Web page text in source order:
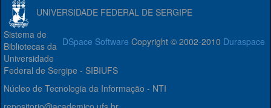
UNIVERSIDADE FEDERAL DE SERGIPE
DSpace Software Copyright © 2002-2010 Duraspace
Sistema de
Bibliotecas da
Universidade
Federal de Sergipe - SIBIUFS
Núcleo de Tecnologia da Informação - NTI